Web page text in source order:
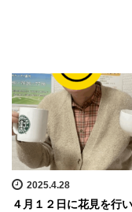
2025.4.28
４月１２日に花見を行